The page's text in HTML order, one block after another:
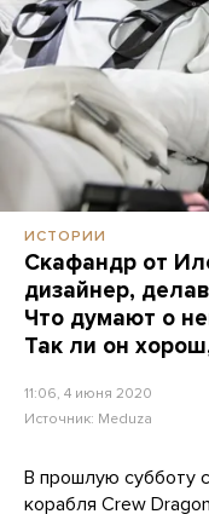
ИСТОРИИ
Скафандр от
дизайнер,
Что думают о
Так ли он
11:06, 4 июня 2020
Источник: Meduza
В прошлую субботу
корабля Crew